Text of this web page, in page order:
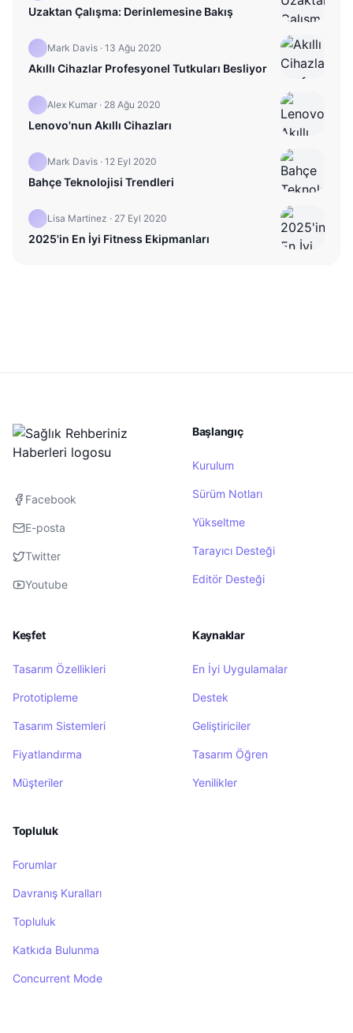
Uzaktan Çalışma: Derinlemesine Bakış
Mark Davis · 13 Ağu 2020
Akıllı Cihazlar Profesyonel Tutkuları Besliyor
Alex Kumar · 28 Ağu 2020
Lenovo'nun Akıllı Cihazları
Mark Davis · 12 Eyl 2020
Bahçe Teknolojisi Trendleri
Lisa Martinez · 27 Eyl 2020
2025'in En İyi Fitness Ekipmanları
Facebook
E-posta
Twitter
Youtube
Başlangıç
Kurulum
Sürüm Notları
Yükseltme
Tarayıcı Desteği
Editör Desteği
Keşfet
Tasarım Özellikleri
Prototipleme
Tasarım Sistemleri
Fiyatlandırma
Müşteriler
Kaynaklar
En İyi Uygulamalar
Destek
Geliştiriciler
Tasarım Öğren
Yenilikler
Topluluk
Forumlar
Davranış Kuralları
Topluluk
Katkıda Bulunma
Concurrent Mode